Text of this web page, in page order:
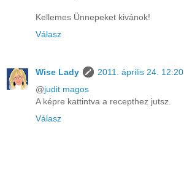
Kellemes Ünnepeket kivánok!
Válasz
Wise Lady
2011. április 24. 12:20
@judit magos
A képre kattintva a recepthez jutsz.
Válasz